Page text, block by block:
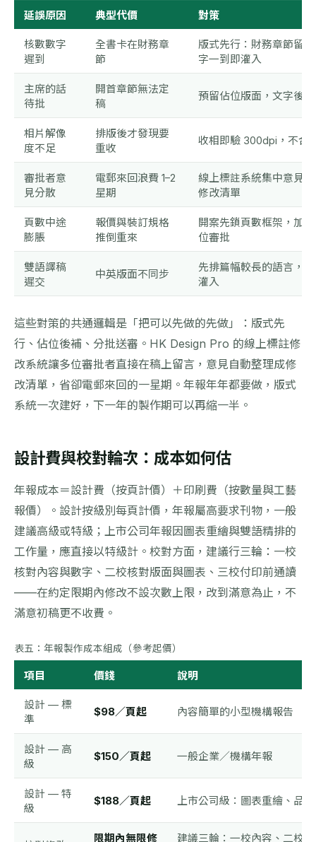
延誤原因 典型代價 對策
核數數字
遲到
全書卡在財務章
節
版式先行：財務章節留
字一到即灌入
主席的話
待批
開首章節無法定
稿
預留佔位版面，文字後
相片解像
度不足
排版後才發現要
重收
收相即驗 300dpi，不合
審批者意
見分散
電郵來回浪費 1–2
星期
線上標註系統集中意見
修改清單
頁數中途
膨脹
報價與裝訂規格
推倒重來
開案先鎖頁數框架，加
位審批
雙語譯稿
遲交
中英版面不同步
先排篇幅較長的語言，
灌入
這些對策的共通邏輯是「把可以先做的先做」：版式先
行、佔位後補、分批送審。HK Design Pro 的線上標註修
改系統讓多位審批者直接在稿上留言，意見自動整理成修
改清單，省卻電郵來回的一星期。年報年年都要做，版式
系統一次建好，下一年的製作期可以再縮一半。
設計費與校對輪次：成本如何估
年報成本＝設計費（按頁計價）＋印刷費（按數量與工藝
報價）。設計按級別每頁計價，年報屬高要求刊物，一般
建議高級或特級；上市公司年報因圖表重繪與雙語精排的
工作量，應直接以特級計。校對方面，建議行三輪：一校
核對內容與數字、二校核對版面與圖表、三校付印前通讀
——在約定限期內修改不設次數上限，改到滿意為止，不
滿意初稿更不收費。
表五：年報製作成本組成（參考起價）
項目 價錢 說明
設計 — 標
準
$98／頁起 內容簡單的小型機構報告
設計 — 高
級
$150／頁起 一般企業／機構年報
設計 — 特
級
$188／頁起 上市公司級：圖表重繪、品
限期內無限修 建議三輪：一校內容、二校